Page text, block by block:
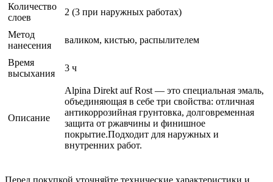
Количество
слоев
2 (3 при наружных работах)
Метод
нанесения
валиком, кистью, распылителем
Время
высыхания
3 ч
Описание
Alpina Direkt auf Rost — это специальная эмаль,
объединяющая в себе три свойства: отличная
антикоррозийная грунтовка, долговременная
защита от ржавчины и финишное
покрытие.Подходит для наружных и
внутренних работ.
Перед покупкой уточняйте технические характеристики и